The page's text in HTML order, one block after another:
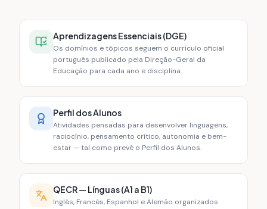
Aprendizagens Essenciais (DGE)
Os domínios e tópicos seguem o currículo oficial
português publicado pela Direção-Geral da
Educação para cada ano e disciplina.
Perfil dos Alunos
Atividades pensadas para desenvolver linguagens,
raciocínio, pensamento crítico, autonomia e bem-
estar — tal como prevê o Perfil dos Alunos.
QECR — Línguas (A1 a B1)
Inglês, Francês, Espanhol e Alemão organizados